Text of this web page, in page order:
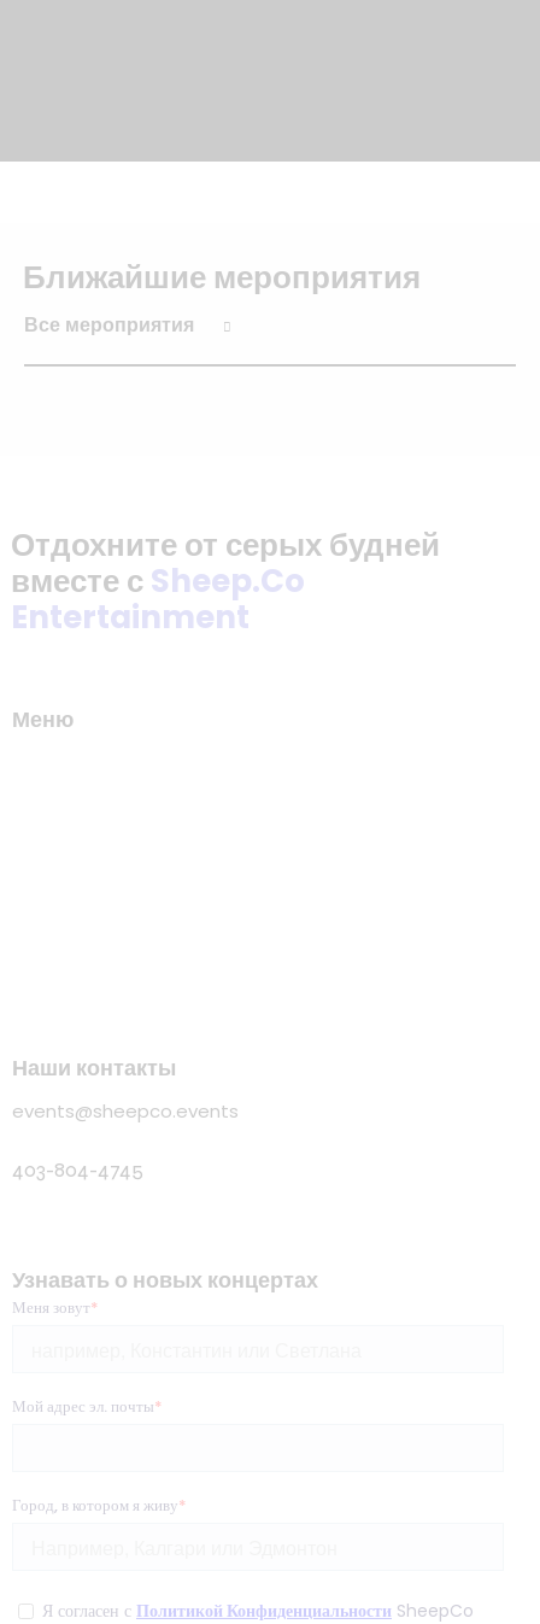
Ближайшие мероприятия
Все мероприятия
Отдохните от серых будней
вместе сSheep.Co
Entertainment
Меню
Наши контакты
events@sheepco.events
403-804-4745
Узнавать о новых концертах